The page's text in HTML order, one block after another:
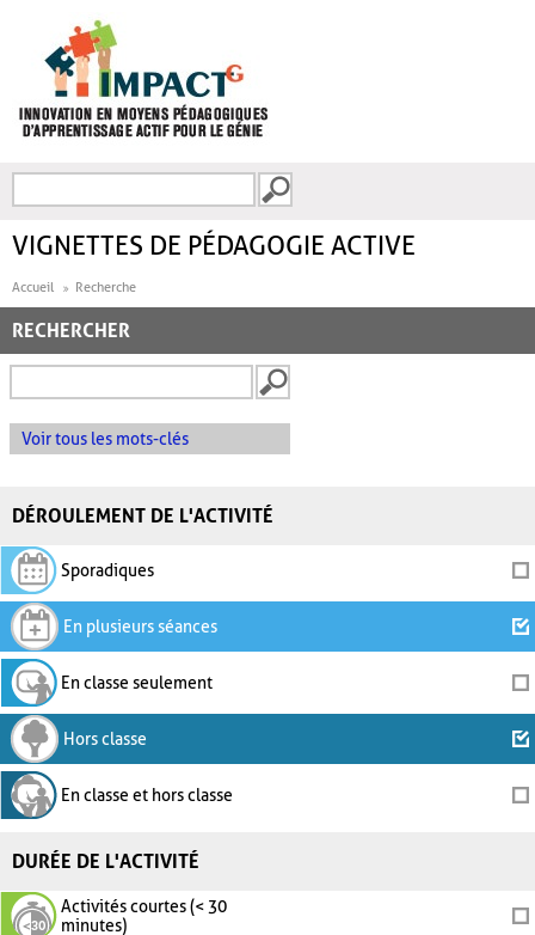
FORMULAIRE DE
VIGNETTES DE PÉDAGOGIE ACTIVE
Accueil Recherche
RECHERCHER
Voir tous les mots-clés
DÉROULEMENT DE L'ACTIVITÉ
Sporadiques
En plusieurs séances
En classe seulement
Hors classe
En classe et hors classe
DURÉE DE L'ACTIVITÉ
Activités courtes (< 30
minutes)